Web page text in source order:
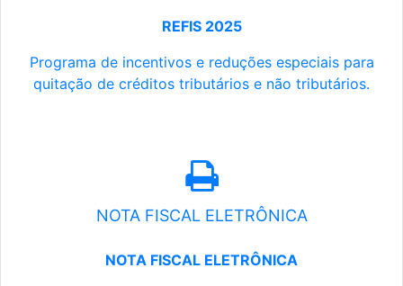
REFIS 2025
Programa de incentivos e reduções especiais para
quitação de créditos tributários e não tributários.
NOTA FISCAL ELETRÔNICA
NOTA FISCAL ELETRÔNICA